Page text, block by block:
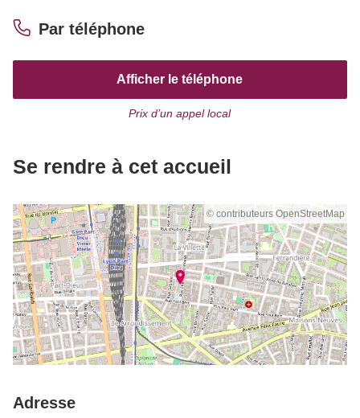
Par téléphone
Afficher le téléphone
Prix d’un appel local
Se rendre à cet accueil
© contributeurs OpenStreetMap
Adresse